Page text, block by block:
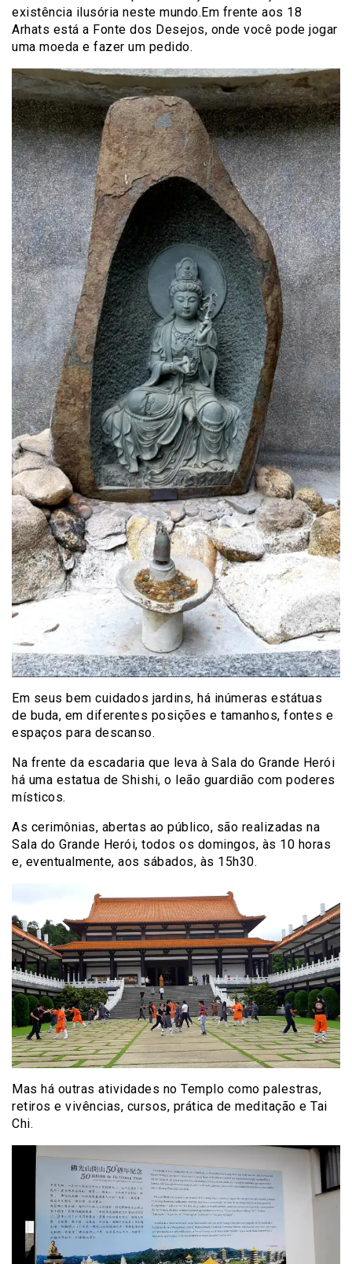
existência ilusória neste mundo.Em frente aos 18
Arhats está a Fonte dos Desejos, onde você pode jogar
uma moeda e fazer um pedido.
Em seus bem cuidados jardins, há inúmeras estátuas
de buda, em diferentes posições e tamanhos, fontes e
espaços para descanso.
Na frente da escadaria que leva à Sala do Grande Herói
há uma estatua de Shishi, o leão guardião com poderes
místicos.
As cerimônias, abertas ao público, são realizadas na
Sala do Grande Herói, todos os domingos, às 10 horas
e, eventualmente, aos sábados, às 15h30.
Mas há outras atividades no Templo como palestras,
retiros e vivências, cursos, prática de meditação e Tai
Chi.